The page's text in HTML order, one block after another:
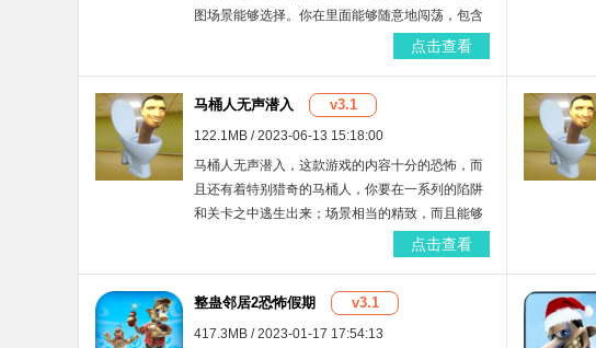
图场景能够选择。你在里面能够随意地闯荡，包含
了特别多样的玩法在里面，还有多种类型的任务，
点击查看
马桶人无声潜入 v3.1
122.1MB / 2023-06-13 15:18:00
马桶人无声潜入，这款游戏的内容十分的恐怖，而
且还有着特别猎奇的马桶人，你要在一系列的陷阱
和关卡之中逃生出来；场景相当的精致，而且能够
带给你极其刺激的冒险乐趣；更有着各种物品可以
点击查看
整蛊邻居2恐怖假期 v3.1
417.3MB / 2023-01-17 17:54:13